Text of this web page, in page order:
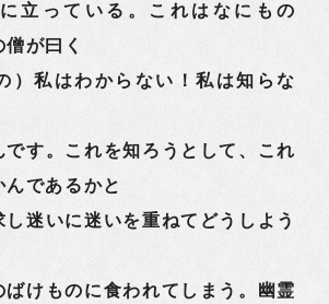
立っている。これはなにもの
が曰く
）私はわからない！私は知らな
す。これを知ろうとして、これ
であるかと
迷いに迷いを重ねてどうしよう
ばけものに食われてしまう。幽霊